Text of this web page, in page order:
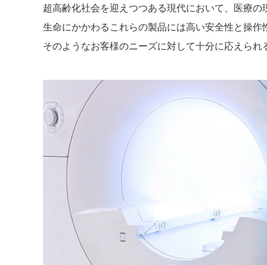
超高齢化社会を迎えつつある現代において、医療
生命にかかわるこれらの製品には高い安全性と操作
そのようなお客様のニーズに対して十分に応えら